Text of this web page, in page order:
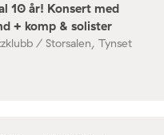
10 år! Konsert med
+ komp & solister
/ Storsalen, Tynset